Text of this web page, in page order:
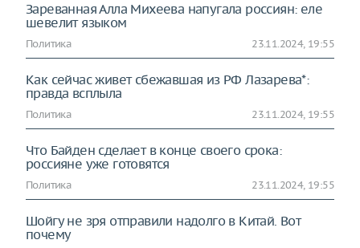
Зареванная Алла Михеева напугала россиян: еле
шевелит языком
Политика 23.11.2024, 19:55
Как сейчас живет сбежавшая из РФ Лазарева*:
правда всплыла
Политика 23.11.2024, 19:55
Что Байден сделает в конце своего срока:
россияне уже готовятся
Политика 23.11.2024, 19:55
Шойгу не зря отправили надолго в Китай. Вот
почему